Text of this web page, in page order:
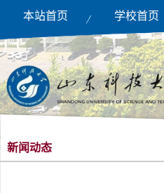
本站首页 学校首页
新闻动态